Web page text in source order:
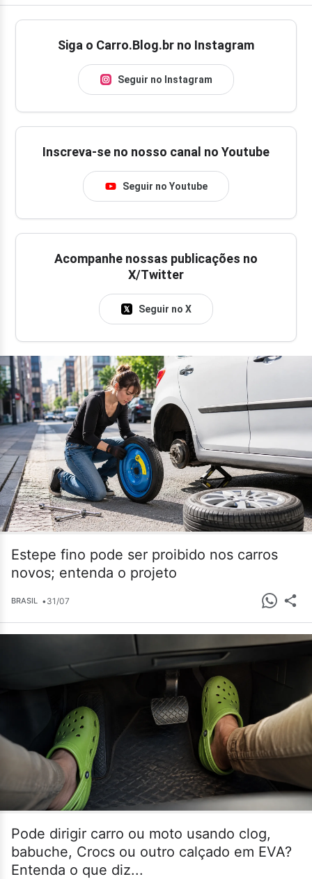
Siga o Carro.Blog.br no Instagram
Seguir no Instagram
Inscreva-se no nosso canal no Youtube
Seguir no Youtube
Acompanhe nossas publicações no
X/Twitter
Seguir no X
Estepe fino pode ser proibido nos carros
novos; entenda o projeto
BRASIL •31/07
Pode dirigir carro ou moto usando clog,
babuche, Crocs ou outro calçado em EVA?
Entenda o que diz...